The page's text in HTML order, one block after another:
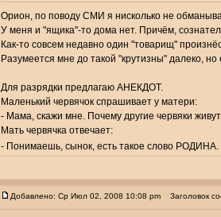
Орион, по поводу СМИ я нисколько не
У меня и "ящика"-то дома нет. Причём,
Как-то совсем недавно один "товарищ"
Разумеется мне до такой "крутизны" далеко,
Для разрядки предлагаю АНЕКДОТ.
Маленький червячок спрашивает у матери:
- Мама, скажи мне. Почему другие червяки
Мать червячка отвечает:
- Понимаешь, сынок, есть такое слово РОДИНА.
Добавлено: Ср Июл 02, 2008 10:08 pm Заголовок